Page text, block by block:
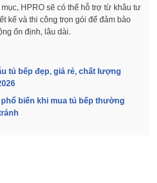
HPRO sẽ có thể hỗ trợ từ khâu tư
kế và thi công trọn gói để đảm bảo
ổn định, lâu dài.
tủ bếp đẹp, giá rẻ, chất lượng
phổ biến khi mua tủ bếp thường